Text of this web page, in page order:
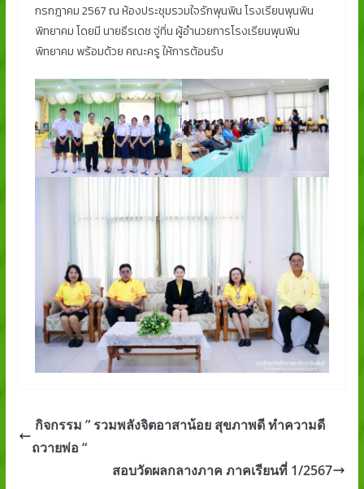
กรกฎาคม 2567 ณ ห้องประชุมรวมใจรักพุนพิน โรงเรียนพุนพิน
พิทยาคม โดยมี นายธีรเดช จู่ทิ่น ผู้อำนวยการโรงเรียนพุนพิน
พิทยาคม พร้อมด้วย คณะครู ให้การต้อนรับ
กิจกรรม ” รวมพลังจิตอาสาน้อย สุขภาพดี ทำความดี
ถวายพ่อ “
สอบวัดผลกลางภาค ภาคเรียนที่ 1/2567